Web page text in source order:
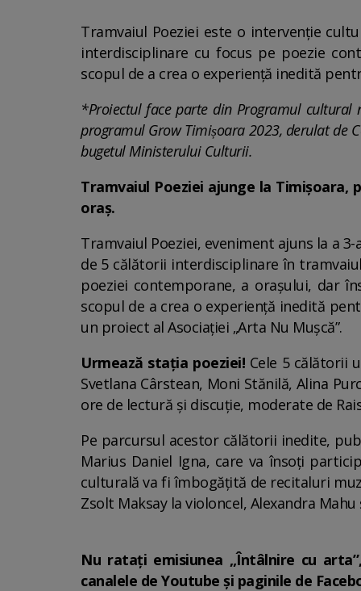
Tramvaiul Poeziei este o intervenție
interdisciplinare cu focus pe poezie
scopul de a crea o experiență inedită
*Proiectul face parte din Programul cultural
programul Grow Timișoara 2023, derulat de
bugetul Ministerului Culturii.
Tramvaiul Poeziei ajunge la Timișoara,
oraș.
Tramvaiul Poeziei, eveniment ajuns la a
de 5 călătorii interdisciplinare în
poeziei contemporane, a orașului, dar
scopul de a crea o experiență inedită
un proiect al Asociației „Arta Nu Mușcă”.
Urmează stația poeziei! Cele 5 călătorii
Svetlana Cârstean, Moni Stănilă, Alina
ore de lectură și discuție, moderate de
Pe parcursul acestor călătorii inedite,
Marius Daniel Igna, care va însoți
culturală va fi îmbogățită de recitaluri
Zsolt Maksay la violoncel, Alexandra
Nu ratați emisiunea „Întâlnire cu
canalele de Youtube și paginile de